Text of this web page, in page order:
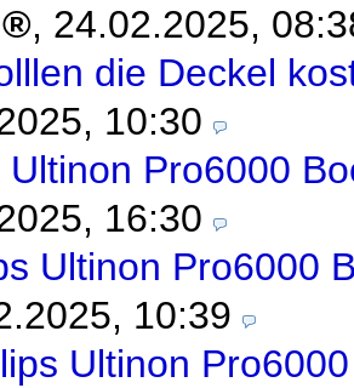
, 24.02.2025,
die Deckel
10:30
Ultinon Pro6000
16:30
Ultinon Pro6000
10:39
Ultinon